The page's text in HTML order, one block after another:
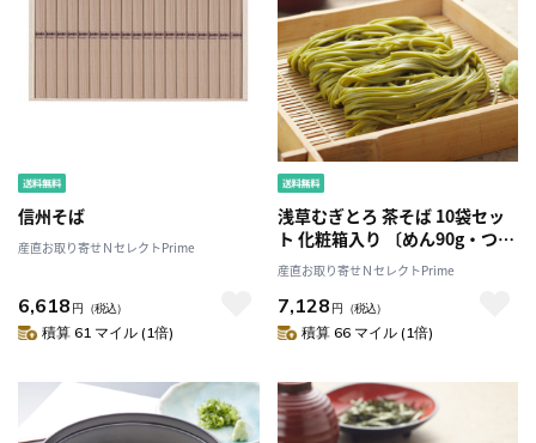
信州そば
産直お取り寄せＮセレクトPrime
6,618 円 （税込）
積算 61 マイル (1倍)
浅草むぎとろ 茶そば 10袋セッ
ト 化粧箱入り 〔めん90g・つゆ
27.5g×各10〕
産直お取り寄せＮセレクトPrime
7,128 円 （税込）
積算 66 マイル (1倍)